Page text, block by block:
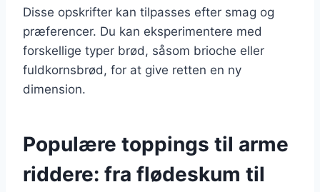
Disse opskrifter kan tilpasses efter smag og
præferencer. Du kan eksperimentere med
forskellige typer brød, såsom brioche eller
fuldkornsbrød, for at give retten en ny
dimension.
Populære toppings til arme
riddere: fra flødeskum til